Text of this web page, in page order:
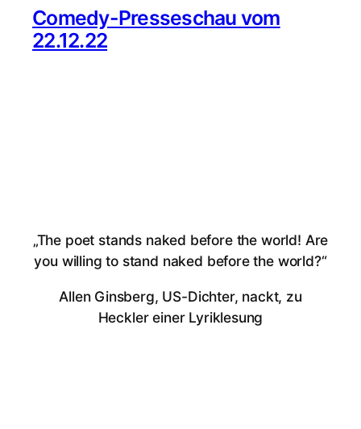
Comedy-Presseschau vom
22.12.22
„The poet stands naked before the world! Are
you willing to stand naked before the world?“
Allen Ginsberg, US-Dichter, nackt, zu
Heckler einer Lyriklesung